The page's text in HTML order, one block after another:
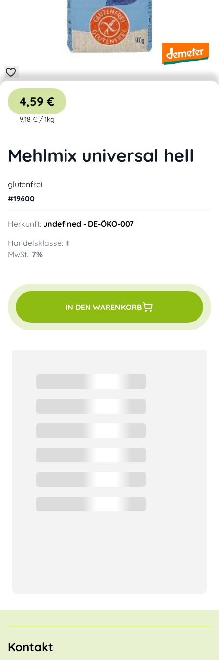
Mehlmix universal hell
glutenfrei
#19600
Herkunft: undefined - DE-ÖKO-007
Handelsklasse: II
MwSt.: 7%
4,59 €
9,18 €/ 1kg
IN DEN WARENKORB
Kontakt